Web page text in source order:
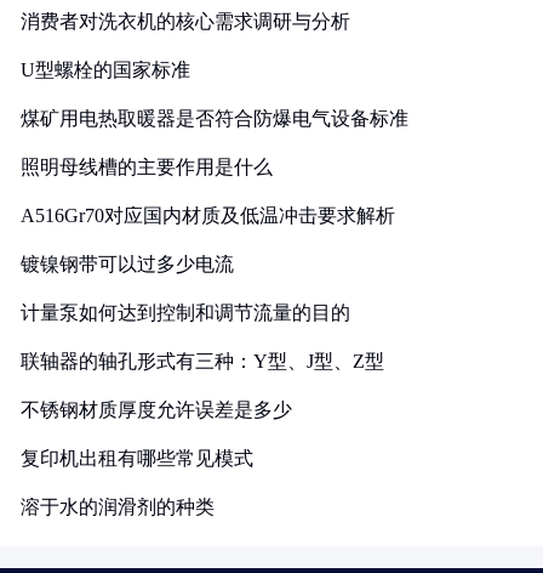
消费者对洗衣机的核心需求调研与分析
U型螺栓的国家标准
煤矿用电热取暖器是否符合防爆电气设备标准
照明母线槽的主要作用是什么
A516Gr70对应国内材质及低温冲击要求解析
镀镍钢带可以过多少电流
计量泵如何达到控制和调节流量的目的
联轴器的轴孔形式有三种：Y型、J型、Z型
不锈钢材质厚度允许误差是多少
复印机出租有哪些常见模式
溶于水的润滑剂的种类